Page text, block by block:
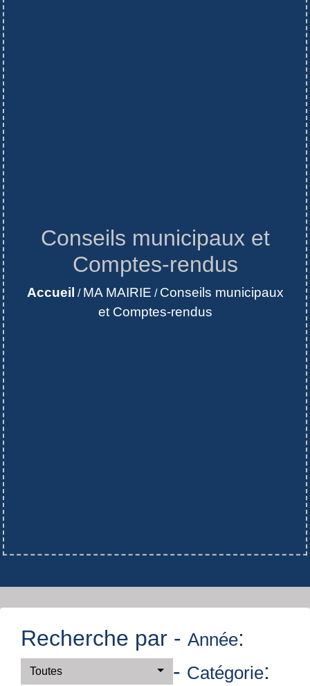
Conseils municipaux et
Comptes-rendus
Accueil / MA MAIRIE / Conseils municipaux
et Comptes-rendus
Recherche par - Année:
Toutes - Catégorie: